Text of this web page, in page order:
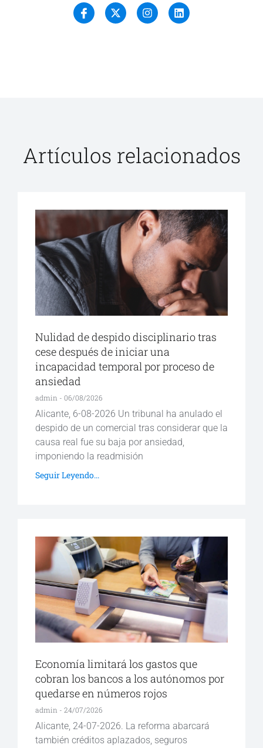
Artículos relacionados
Nulidad de despido disciplinario tras
cese después de iniciar una
incapacidad temporal por proceso de
ansiedad
admin 06/08/2026
Alicante, 6-08-2026 Un tribunal ha anulado el
despido de un comercial tras considerar que la
causa real fue su baja por ansiedad,
imponiendo la readmisión
Seguir Leyendo...
Economía limitará los gastos que
cobran los bancos a los autónomos por
quedarse en números rojos
admin 24/07/2026
Alicante, 24-07-2026. La reforma abarcará
también créditos aplazados, seguros